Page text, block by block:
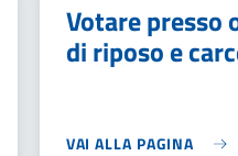
Votare presso
di riposo e
VAI ALLA PAGINA